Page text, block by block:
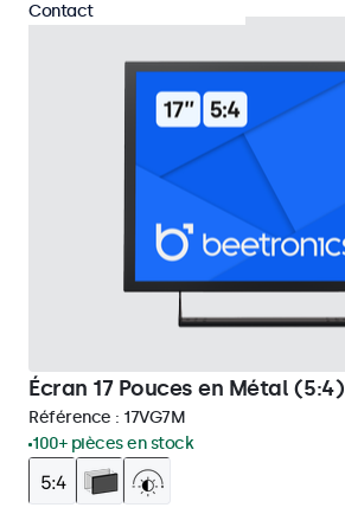
Écran 17 Pouces en Métal (5:4)
Référence : 17VG7M
100+ pièces en stock
Contact